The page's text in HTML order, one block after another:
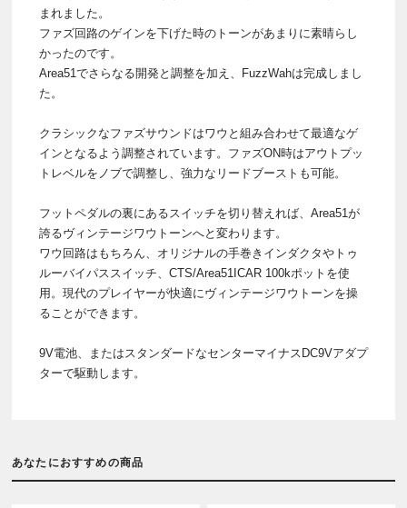
まれました。
ファズ回路のゲインを下げた時のトーンがあまりに素晴らし
かったのです。
Area51でさらなる開発と調整を加え、FuzzWahは完成しまし
た。
クラシックなファズサウンドはワウと組み合わせて最適なゲ
インとなるよう調整されています。ファズON時はアウトプッ
トレベルをノブで調整し、強力なリードブーストも可能。
フットペダルの裏にあるスイッチを切り替えれば、Area51が
誇るヴィンテージワウトーンへと変わります。
ワウ回路はもちろん、オリジナルの手巻きインダクタやトゥ
ルーバイパススイッチ、CTS/Area51ICAR 100kポットを使
用。現代のプレイヤーが快適にヴィンテージワウトーンを操
ることができます。
9V電池、またはスタンダードなセンターマイナスDC9Vアダプ
ターで駆動します。
あなたにおすすめの商品